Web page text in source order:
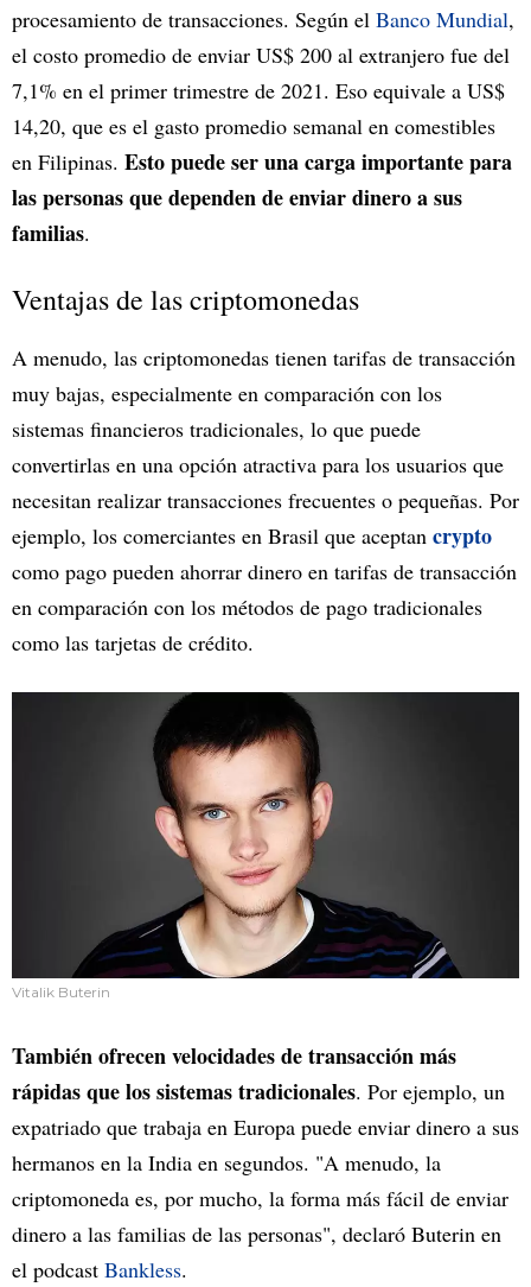
procesamiento de transacciones. Según el Banco Mundial,
el costo promedio de enviar US$ 200 al extranjero fue del
7,1% en el primer trimestre de 2021. Eso equivale a US$
14,20, que es el gasto promedio semanal en comestibles
en Filipinas. Esto puede ser una carga importante para
las personas que dependen de enviar dinero a sus
familias.
Ventajas de las criptomonedas
A menudo, las criptomonedas tienen tarifas de transacción
muy bajas, especialmente en comparación con los
sistemas financieros tradicionales, lo que puede
convertirlas en una opción atractiva para los usuarios que
necesitan realizar transacciones frecuentes o pequeñas. Por
ejemplo, los comerciantes en Brasil que aceptan crypto
como pago pueden ahorrar dinero en tarifas de transacción
en comparación con los métodos de pago tradicionales
como las tarjetas de crédito.
Vitalik Buterin
También ofrecen velocidades de transacción más
rápidas que los sistemas tradicionales. Por ejemplo, un
expatriado que trabaja en Europa puede enviar dinero a sus
hermanos en la India en segundos. "A menudo, la
criptomoneda es, por mucho, la forma más fácil de enviar
dinero a las familias de las personas", declaró Buterin en
el podcast Bankless.